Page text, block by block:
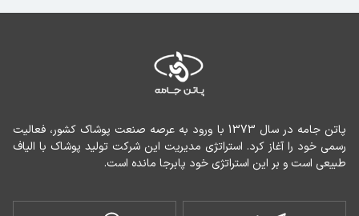
طبیعی است و بر این استراتژی خود پابرجا مانده است.